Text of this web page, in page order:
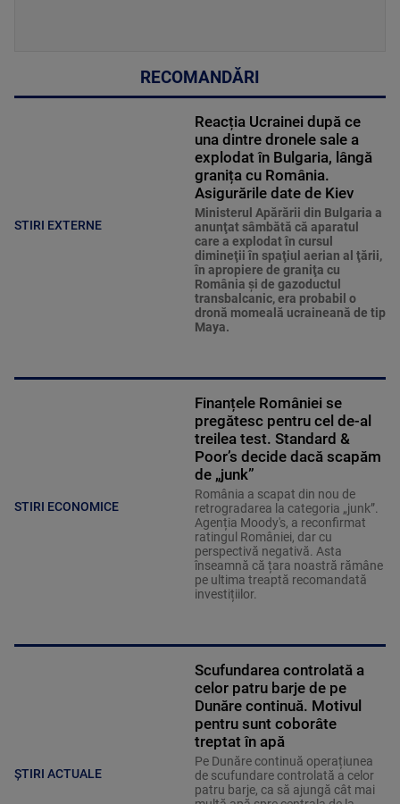
RECOMANDĂRI
STIRI EXTERNE
Reacția Ucrainei după ce
una dintre dronele sale a
explodat în Bulgaria, lângă
granița cu România.
Asigurările date de Kiev
Ministerul Apărării din Bulgaria a
anunţat sâmbătă că aparatul
care a explodat în cursul
dimineţii în spaţiul aerian al ţării,
în apropiere de graniţa cu
România şi de gazoductul
transbalcanic, era probabil o
dronă momeală ucraineană de tip
Maya.
STIRI ECONOMICE
Finanțele României se
pregătesc pentru cel de-al
treilea test. Standard &
Poor’s decide dacă scapăm
de „junk”
România a scapat din nou de
retrogradarea la categoria „junk”.
Agenția Moody's, a reconfirmat
ratingul României, dar cu
perspectivă negativă. Asta
înseamnă că țara noastră rămâne
pe ultima treaptă recomandată
investițiilor.
ȘTIRI ACTUALE
Scufundarea controlată a
celor patru barje de pe
Dunăre continuă. Motivul
pentru sunt coborâte
treptat în apă
Pe Dunăre continuă operațiunea
de scufundare controlată a celor
patru barje, ca să ajungă cât mai